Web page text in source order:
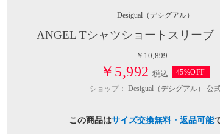
Desigual （デシグアル）
ANGEL Tシャツショートスリーブ
￥10,899
￥5,992 税込
45%OFF
ショップ： Desigual（デシグアル） 公
この商品はサイズ交換無料・返品可能